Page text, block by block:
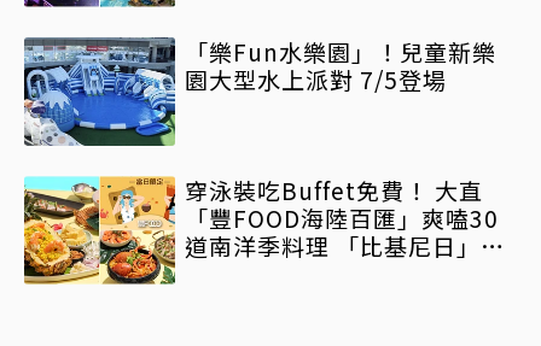
「樂Fun水樂園」！兒童新樂
園大型水上派對 7/5登場
穿泳裝吃Buffet免費！ 大直
「豐FOOD海陸百匯」爽嗑30
道南洋季料理 「比基尼日」免